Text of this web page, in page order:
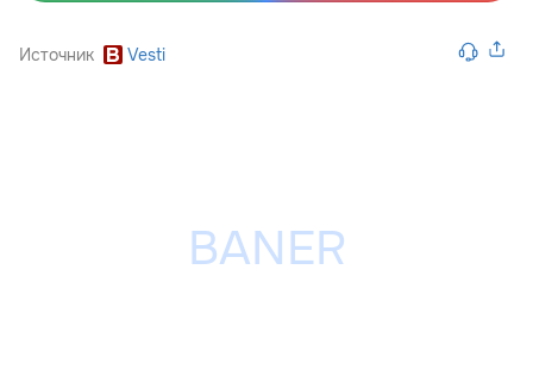
Источник Vesti